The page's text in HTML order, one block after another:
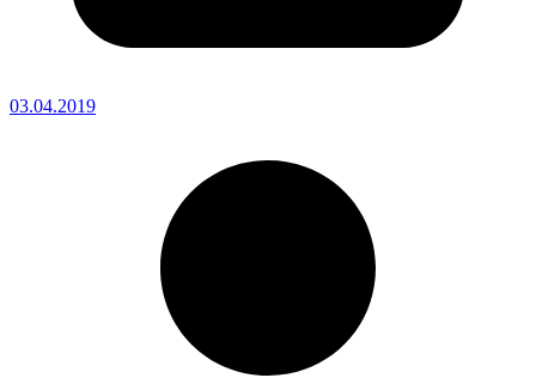
03.04.2019